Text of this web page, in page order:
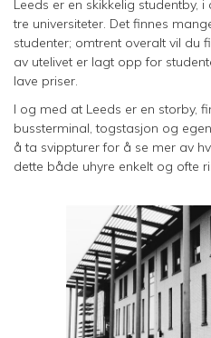
Leeds er en skikkelig studentby,
tre universiteter. Det finnes
studenter; omtrent overalt vil du
av utelivet er lagt opp for
lave priser.
I og med at Leeds er en storby,
bussterminal, togstasjon og
å ta svippturer for å se mer av
dette både uhyre enkelt og ofte